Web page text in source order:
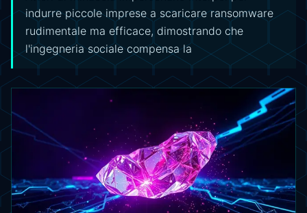
indurre piccole imprese a scaricare ransomware
rudimentale ma efficace, dimostrando che
l'ingegneria sociale compensa la